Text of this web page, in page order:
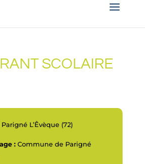
SCOLAIRE
Parigné L’Êvèque (72)
: Commune de Parigné